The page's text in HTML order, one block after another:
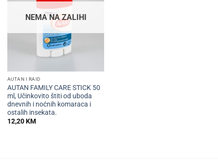
NEMA NA ZALIHI
AUTAN I RAID
AUTAN FAMILY CARE STICK 50
ml, Učinkovito štiti od uboda
dnevnih i noćnih komaraca i
ostalih insekata.
12,20KM